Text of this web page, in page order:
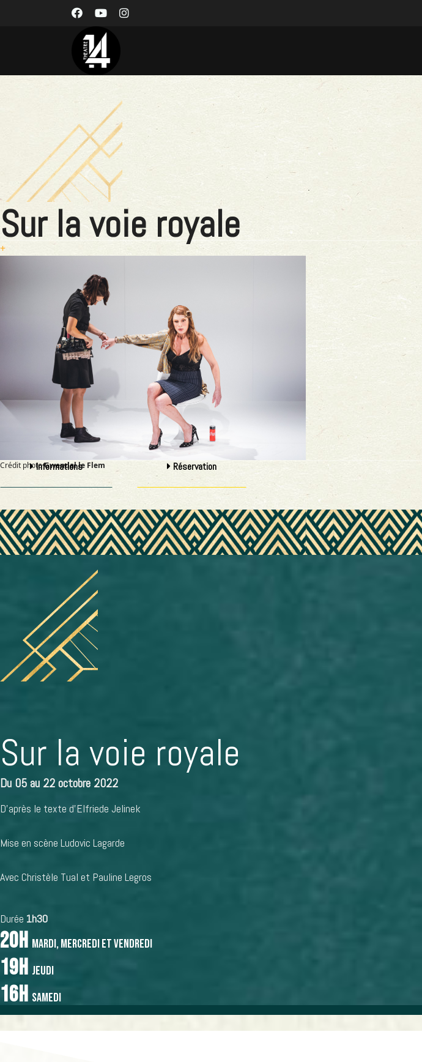
Sur la voie royale
+
Crédit photoGwendal le Flem
Informations Réservation
Sur la voie royale
Du 05 au 22 octobre 2022
D’après le texte d’Elfriede Jelinek
Mise en scène Ludovic Lagarde
Avec Christèle Tual et Pauline Legros
Durée 1h30
20h mardi, mercredi et vendredi
19h jeudi
16h samedi